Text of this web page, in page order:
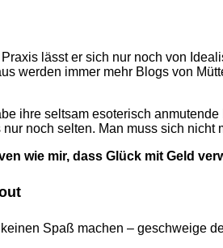
lässt er sich nur noch von
werden immer mehr Blogs von
ihre seltsam esoterisch
noch selten. Man muss sich nicht
wie mir, dass Glück mit Geld
Spaß machen – geschweige